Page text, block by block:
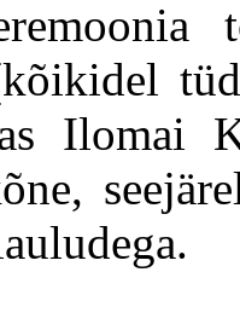
Ilomai